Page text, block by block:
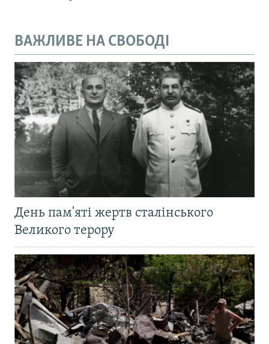
ВАЖЛИВЕ НА СВОБОДІ
День пам'яті жертв сталінського
Великого терору